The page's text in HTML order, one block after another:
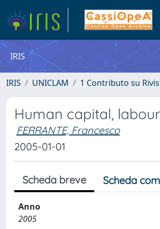
IRIS
IRIS UNICLAM 1 Contributo su
Human capital,
FERRANTE, Francesco
2005-01-01
Scheda breve Scheda
Anno
2005